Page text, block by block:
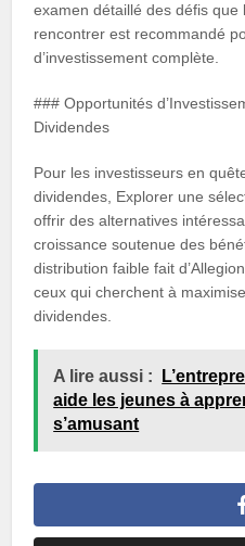
examen détaillé des défis que
rencontrer est recommandé
d’investissement complète.
### Opportunités
Dividendes
Pour les investisseurs en
dividendes, Explorer une
offrir des alternatives
croissance soutenue des
distribution faible fait
ceux qui cherchent à
dividendes.
A lire aussi :
aide les jeunes à
s’amusant